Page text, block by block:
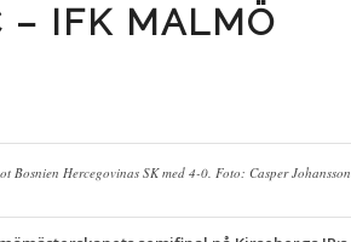
– IFK MALMÖ
Hercegovinas SK med 4-0. Foto: Casper Johansson